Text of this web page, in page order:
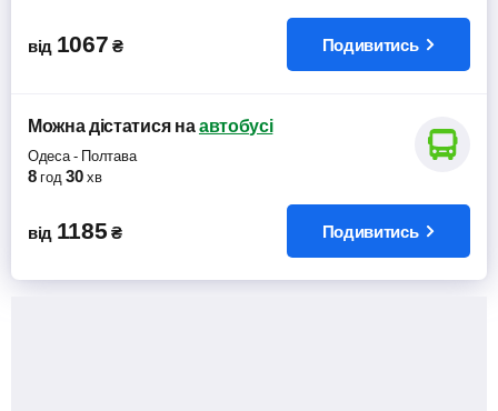
від 1067 ₴ Подивитись
Можна дістатисяна автобусі
Одеса- Полтава
8 год 30 хв
від 1185 ₴ Подивитись